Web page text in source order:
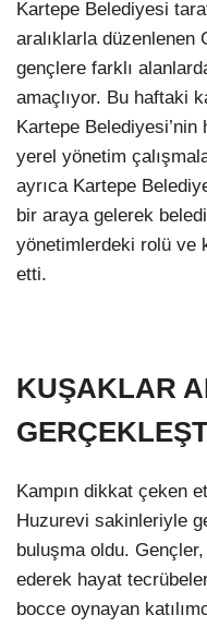
Kartepe Belediyesi
aralıklarla düzenlenen
gençlere farklı
amaçlıyor. Bu haftaki
Kartepe
yerel yönetim
ayrıca Kartepe
bir araya gelerek
yönetimlerdeki rolü ve
etti.
KUŞAKLAR
Kampın dikkat çeken
Huzurevi sakinleriyle
buluşma oldu.
ederek hayat
bocce oynayan